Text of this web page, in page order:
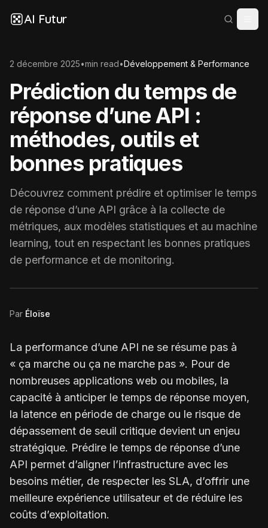
AI Futur
2 décembre 2025•min read•Développement & Performance
Prédiction du temps de
réponse d’une API :
méthodes, outils et
bonnes pratiques
Découvrez comment prédire et optimiser le temps
de réponse d’une API grâce à la collecte de
métriques, aux modèles statistiques et au machine
learning, tout en respectant les bonnes pratiques
de performance et de monitoring.
Par Éloïse
La performance d’une API ne se résume pas à
« ça marche ou ça ne marche pas ». Pour de
nombreuses applications web ou mobiles, la
capacité à anticiper le temps de réponse moyen,
la latence en période de charge ou le risque de
dépassement de seuil critique devient un enjeu
stratégique. Prédire le temps de réponse d’une
API permet d’aligner l’infrastructure avec les
besoins métier, de respecter les SLA, d’offrir une
meilleure expérience utilisateur et de réduire les
coûts d’exploitation.